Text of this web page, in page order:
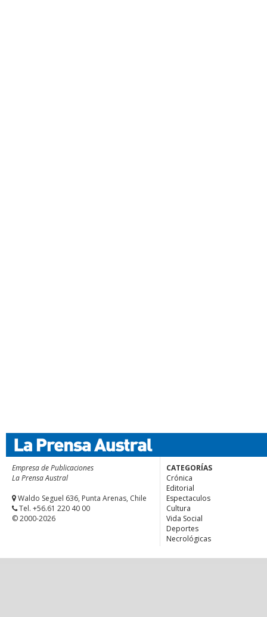
Empresa de Publicaciones
La Prensa Austral
Waldo Seguel 636, Punta Arenas, Chile
Tel. +56.61 220 40 00
© 2000-2026
CATEGORÍAS
Crónica
Editorial
Espectaculos
Cultura
Vida Social
Deportes
Necrológicas